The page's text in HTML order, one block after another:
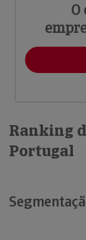
Ranking
Portugal